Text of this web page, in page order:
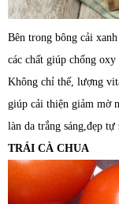
Bên trong bông cải
các chất giúp chống
Không chỉ thế, lượng
giúp cải thiện giảm mờ
làn da trắng sáng,đẹp tự
TRÁI CÀ CHUA